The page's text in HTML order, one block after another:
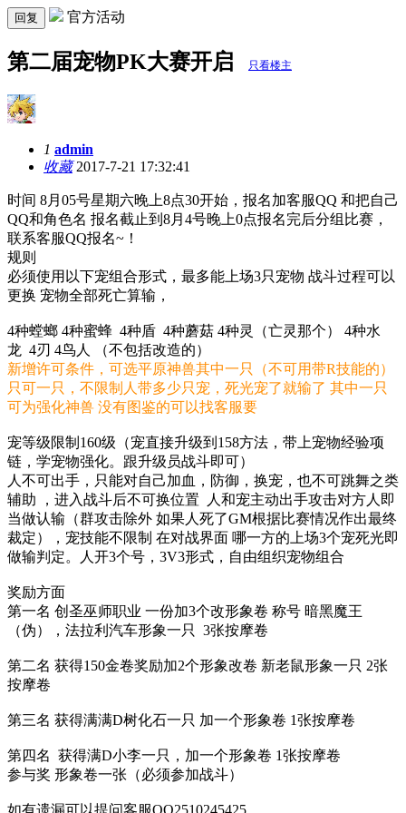
回复 官方活动
第二届宠物PK大赛开启 只看楼主
1 admin
收藏2017-7-21 17:32:41
时间 8月05号星期六晚上8点30开始，报名加客服QQ 和把自己
QQ和角色名 报名截止到8月4号晚上0点报名完后分组比赛，
联系客服QQ报名~！
规则
必须使用以下宠组合形式，最多能上场3只宠物 战斗过程可以
更换 宠物全部死亡算输，
4种螳螂 4种蜜蜂 4种盾 4种蘑菇 4种灵（亡灵那个） 4种水
龙 4刃 4鸟人 （不包括改造的）
新增许可条件，可选平原神兽其中一只（不可用带R技能的）
只可一只，不限制人带多少只宠，死光宠了就输了 其中一只
可为强化神兽 没有图鉴的可以找客服要
宠等级限制160级（宠直接升级到158方法，带上宠物经验项
链，学宠物强化。跟升级员战斗即可）
人不可出手，只能对自己加血，防御，换宠，也不可跳舞之类
辅助 ，进入战斗后不可换位置 人和宠主动出手攻击对方人即
当做认输（群攻击除外 如果人死了GM根据比赛情况作出最终
裁定），宠技能不限制 在对战界面 哪一方的上场3个宠死光即
做输判定。人开3个号，3V3形式，自由组织宠物组合
奖励方面
第一名 创圣巫师职业 一份加3个改形象卷 称号 暗黑魔王
（伪），法拉利汽车形象一只 3张按摩卷
第二名 获得150金卷奖励加2个形象改卷 新老鼠形象一只 2张
按摩卷
第三名 获得满满D树化石一只 加一个形象卷 1张按摩卷
第四名 获得满D小李一只，加一个形象卷 1张按摩卷
参与奖 形象卷一张（必须参加战斗）
如有遗漏可以提问客服QQ2510245425